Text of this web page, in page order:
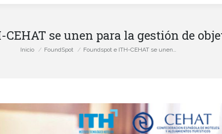
se unen para la gestión de
Estás aquí:
Inicio FoundSpot Foundspot e ITH-CEHAT se unen…